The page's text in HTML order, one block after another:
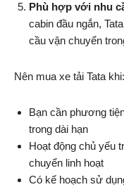
Phù hợp với nhu
cabin đầu ngắn,
cầu vận chuyển
Nên mua xe tải Tata khi:
Bạn cần phương
trong dài hạn
Hoạt động chủ yếu
chuyển linh hoạt
Có kế hoạch sử